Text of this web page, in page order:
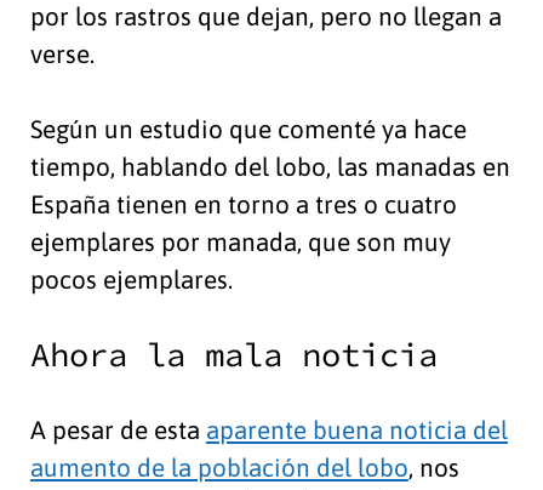
por los rastros que dejan, pero no llegan a
verse.
Según un estudio que comenté ya hace
tiempo, hablando del lobo, las manadas en
España tienen en torno a tres o cuatro
ejemplares por manada, que son muy
pocos ejemplares.
Ahora la mala noticia
A pesar de esta aparente buena noticia del
aumento de la población del lobo, nos